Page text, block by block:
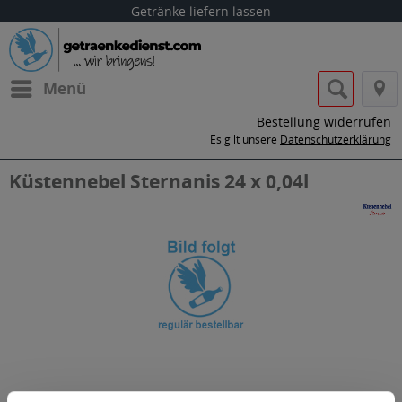
Getränke liefern lassen
Menü
Bestellung widerrufen
Es gilt unsere Datenschutzerklärung
Küstennebel Sternanis 24 x 0,04l